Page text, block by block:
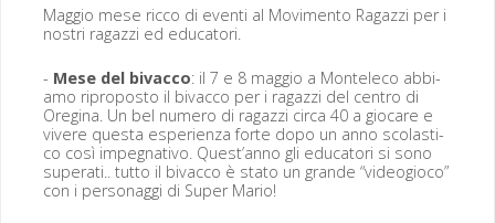
Mag­gio mese ric­co di even­ti al Movi­men­to Ragazzi per i
nos­tri ragazzi ed educatori.
- Mese del bivac­co: il 7 e 8 mag­gio a Mon­t­ele­co abbi­
amo ripro­pos­to il bivac­co per i ragazzi del cen­tro di
Oregi­na. Un bel numero di ragazzi cir­ca 40 a gio­care e
vivere ques­ta espe­rien­za forte dopo un anno sco­las­ti­
co così impeg­na­ti­vo. Quest’an­no gli edu­ca­tori si sono
superati.. tut­to il bivac­co è sta­to un grande “video­gio­co”
con i per­son­ag­gi di Super Mario!